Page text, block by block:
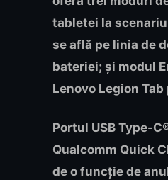
tabletei la
se află pe linia de
bateriei; și modul
Lenovo Legion
Portul USB Type-
Qualcomm Quick
de o funcție de